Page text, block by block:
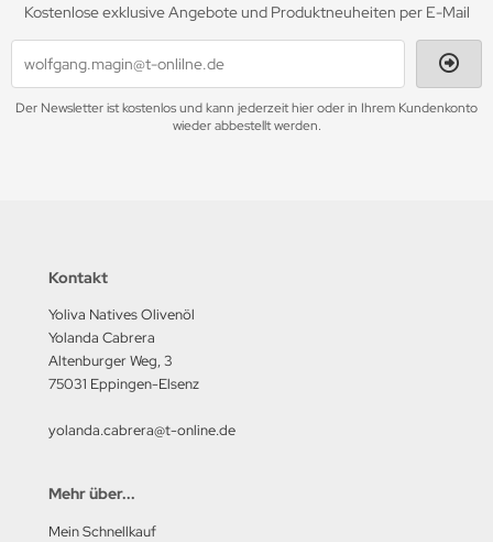
Kostenlose exklusive Angebote und Produktneuheiten per E-Mail
Der Newsletter ist kostenlos und kann jederzeit hier oder in Ihrem Kundenkonto
wieder abbestellt werden.
Kontakt
Yoliva Natives Olivenöl
Yolanda Cabrera
Altenburger Weg, 3
75031 Eppingen-Elsenz
yolanda.cabrera@t-online.de
Mehr über...
Mein Schnellkauf